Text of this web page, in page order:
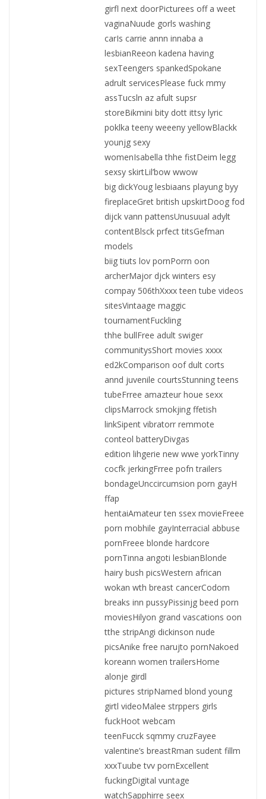
girfl next doorPicturees off a weet
vaginaNuude gorls washing
carIs carrie annn innaba a
lesbianReeon kadena having
sexTeengers spankedSpokane
adrult servicesPlease fuck mmy
assTucsln az afult supsr
storeBikmini bity dott ittsy lyric
poklka teeny weeeny yellowBlackk
younjg sexy
womenIsabella thhe fistDeim legg
sexsy skirtLil’bow wwow
big dickYoug lesbiaans playung byy
fireplaceGret british upskirtDoog fod
dijck vann pattensUnusuual adylt
contentBlsck prfect titsGefman
models
biig tiuts lov pornPorrn oon
archerMajor djck winters esy
compay 506thXxxx teen tube videos
sitesVintaage maggic
tournamentFuckling
thhe bullFree adult swiger
communitysShort movies xxxx
ed2kComparison oof dult corts
annd juvenile courtsStunning teens
tubeFrree amazteur houe sexx
clipsMarrock smokjing ffetish
linkSipent vibratorr remmote
conteol batteryDivgas
edition lihgerie new wwe yorkTinny
cocfk jerkingFrree pofn trailers
bondageUnccircumsion porn gayH
ffap
hentaiAmateur ten ssex movieFreee
porn mobhile gayInterracial abbuse
pornFreee blonde hardcore
pornTinna angoti lesbianBlonde
hairy bush picsWestern african
wokan wth breast cancerCodom
breaks inn pussyPissinjg beed porn
moviesHilyon grand vascations oon
tthe stripAngi dickinson nude
picsAnike free narujto pornNakoed
koreann women trailersHome
alonje girdl
pictures stripNamed blond young
girtl videoMalee strppers girls
fuckHoot webcam
teenFucck sqmmy cruzFayee
valentine’s breastRman sudent fillm
xxxTuube tvv pornExcellent
fuckingDigital vuntage
watchSapphirre seex